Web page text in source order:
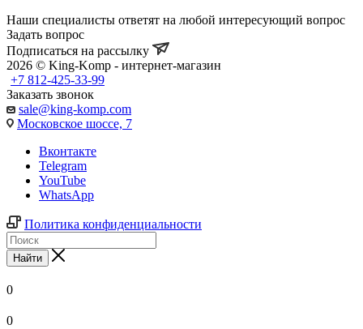
Наши специалисты ответят на любой интересующий вопрос
Задать вопрос
Подписаться на рассылку
2026 © King-Komp - интернет-магазин
+7 812-425-33-99
Заказать звонок
sale@king-komp.com
Московское шоссе, 7
Вконтакте
Telegram
YouTube
WhatsApp
Политика конфиденциальности
Найти
0
0